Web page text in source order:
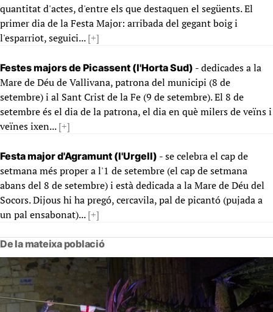
quantitat d'actes, d'entre els que destaquen el següents. El
primer dia de la Festa Major: arribada del gegant boig i
l'esparriot, seguici...[+]
Festes majors de Picassent (l'Horta Sud) - dedicades a la
Mare de Déu de Vallivana, patrona del municipi (8 de
setembre) i al Sant Crist de la Fe (9 de setembre). El 8 de
setembre és el dia de la patrona, el dia en què milers de veïns i
veïnes ixen...[+]
Festa major d'Agramunt (l'Urgell) - se celebra el cap de
setmana més proper a l'1 de setembre (el cap de setmana
abans del 8 de setembre) i està dedicada a la Mare de Déu del
Socors. Dijous hi ha pregó, cercavila, pal de picantó (pujada a
un pal ensabonat)...[+]
De la mateixa població